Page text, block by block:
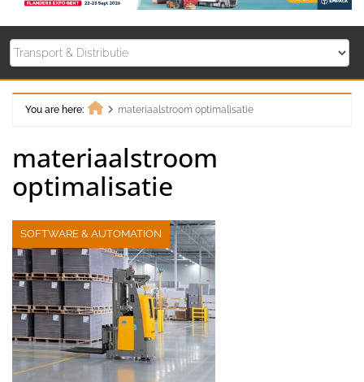
You are here:
materiaalstroom optimalisatie
materiaalstroom
optimalisatie
SOFTWARE & AUTOMATION